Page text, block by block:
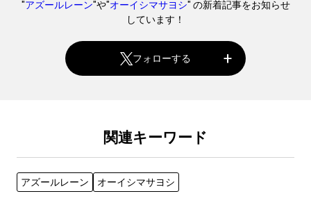
"アズールレーン"や"オーイシマサヨシ" の新着記事をお知らせ
しています！
フォローする
関連キーワード
アズールレーン オーイシマサヨシ